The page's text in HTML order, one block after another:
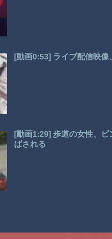
[動画0:53] ライブ配信映
[動画1:29] 歩道の女性、
ばされる